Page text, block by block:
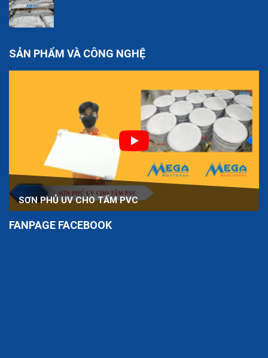
SẢN PHẨM VÀ CÔNG NGHỆ
SƠN PHỦ UV CHO TẤM PVC
FANPAGE FACEBOOK